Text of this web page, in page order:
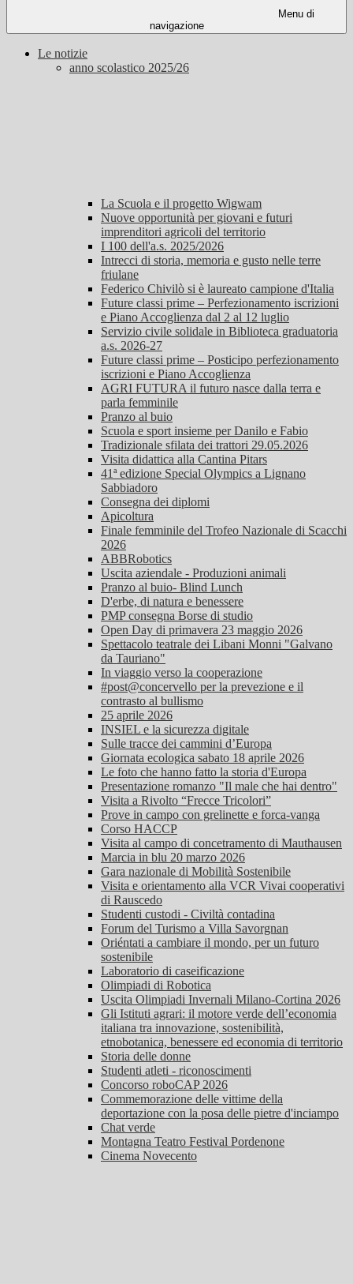
Menu di
navigazione
Le notizie
anno scolastico 2025/26
La Scuola e il progetto Wigwam
Nuove opportunità per giovani e futuri
imprenditori agricoli del territorio
I 100 dell'a.s. 2025/2026
Intrecci di storia, memoria e gusto nelle terre
friulane
Federico Chivilò si è laureato campione d'Italia
Future classi prime – Perfezionamento iscrizioni
e Piano Accoglienza dal 2 al 12 luglio
Servizio civile solidale in Biblioteca graduatoria
a.s. 2026-27
Future classi prime – Posticipo perfezionamento
iscrizioni e Piano Accoglienza
AGRI FUTURA il futuro nasce dalla terra e
parla femminile
Pranzo al buio
Scuola e sport insieme per Danilo e Fabio
Tradizionale sfilata dei trattori 29.05.2026
Visita didattica alla Cantina Pitars
41ª edizione Special Olympics a Lignano
Sabbiadoro
Consegna dei diplomi
Apicoltura
Finale femminile del Trofeo Nazionale di Scacchi
2026
ABBRobotics
Uscita aziendale - Produzioni animali
Pranzo al buio- Blind Lunch
D'erbe, di natura e benessere
PMP consegna Borse di studio
Open Day di primavera 23 maggio 2026
Spettacolo teatrale dei Libani Monni "Galvano
da Tauriano"
In viaggio verso la cooperazione
#post@concervello per la prevezione e il
contrasto al bullismo
25 aprile 2026
INSIEL e la sicurezza digitale
Sulle tracce dei cammini d’Europa
Giornata ecologica sabato 18 aprile 2026
Le foto che hanno fatto la storia d'Europa
Presentazione romanzo "Il male che hai dentro"
Visita a Rivolto “Frecce Tricolori”
Prove in campo con grelinette e forca-vanga
Corso HACCP
Visita al campo di concetramento di Mauthausen
Marcia in blu 20 marzo 2026
Gara nazionale di Mobilità Sostenibile
Visita e orientamento alla VCR Vivai cooperativi
di Rauscedo
Studenti custodi - Civiltà contadina
Forum del Turismo a Villa Savorgnan
Oriéntati a cambiare il mondo, per un futuro
sostenibile
Laboratorio di caseificazione
Olimpiadi di Robotica
Uscita Olimpiadi Invernali Milano-Cortina 2026
Gli Istituti agrari: il motore verde dell’economia
italiana tra innovazione, sostenibilità,
etnobotanica, benessere ed economia di territorio
Storia delle donne
Studenti atleti - riconoscimenti
Concorso roboCAP 2026
Commemorazione delle vittime della
deportazione con la posa delle pietre d'inciampo
Chat verde
Montagna Teatro Festival Pordenone
Cinema Novecento